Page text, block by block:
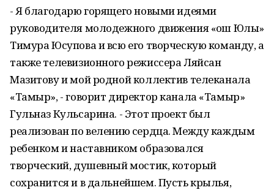
- Я благодарю горящего новыми идеями
руководителя молодежного движения «Ҡош Юлы»
Тимура Юсупова и всю его творческую команду, а
также телевизионного режиссера Ляйсан
Мазитову и мой родной коллектив телеканала
«Тамыр», - говорит директор канала «Тамыр»
Гульназ Кульсарина. - Этот проект был
реализован по велению сердца. Между каждым
ребенком и наставником образовался
творческий, душевный мостик, который
сохранится и в дальнейшем. Пусть крылья,